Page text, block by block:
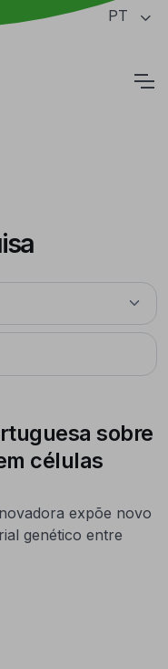
PT
sobre
células
expõe novo
genético entre